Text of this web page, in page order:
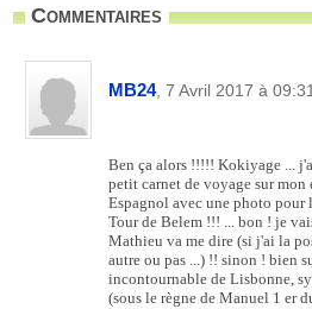
Commentaires
MB24, 7 Avril 2017 à 09:31
Ben ça alors !!!!! Kokiyage ...
petit carnet de voyage sur mon
Espagnol avec une photo pour
Tour de Belem !!! ... bon ! je
Mathieu va me dire (si j'ai la
autre ou pas ...) !! sinon ! bien
incontournable de Lisbonne,
(sous le règne de Manuel 1 er